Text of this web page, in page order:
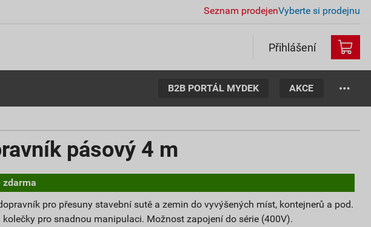
Seznam prodejenVyberte si prodejnu
Přihlášení
B2B PORTÁL MYDEK AKCE
pásový 4 m
zdarma
pro přesuny stavební sutě a zemin do vyvýšených míst, kontejnerů a pod.
kolečky pro snadnou manipulaci. Možnost zapojení do série (400V).